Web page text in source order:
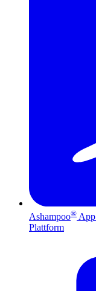
Ashampoo® App
Plattform